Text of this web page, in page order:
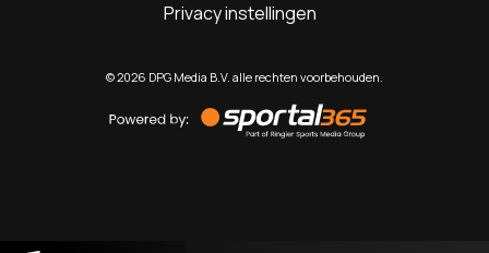
Privacy instellingen
©2026 DPG Media B.V. alle rechten voorbehouden.
by
Sportal365